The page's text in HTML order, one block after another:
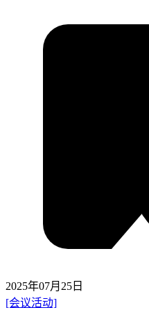
2025年07月25日
[会议活动]